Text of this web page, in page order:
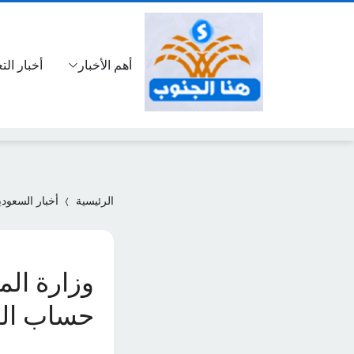
أهم الأخبار أخبار
الرئيسية أخبار
حساب المواطن 1445